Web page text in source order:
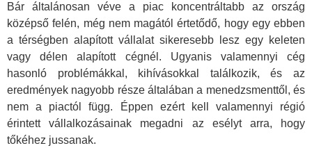
Bár általánosan véve a piac koncentráltabb az ország
középső felén, még nem magától értetődő, hogy egy ebben
a térségben alapított vállalat sikeresebb lesz egy keleten
vagy délen alapított cégnél. Ugyanis valamennyi cég
hasonló problémákkal, kihívásokkal találkozik, és az
eredmények nagyobb része általában a menedzsmenttől, és
nem a piactól függ. Éppen ezért kell valamennyi régió
érintett vállalkozásainak megadni az esélyt arra, hogy
tőkéhez jussanak.